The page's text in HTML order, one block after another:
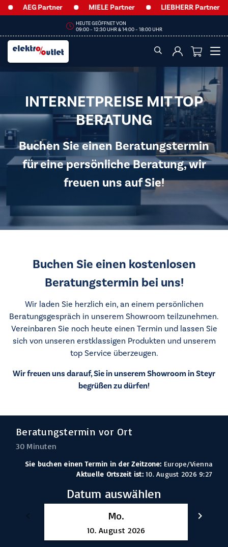
AEG Partner MIELE Partner LIEBHERR Partner
HEUTE GEÖFFNET VON
09:00 – 12:30 UHR & 14:00 – 18:00 UHR
INTERNETPREISE MIT TOP
BERATUNG
Buchen Sie einen Beratungstermin
für eine persönliche Beratung, wir
freuen uns auf Sie!
Buchen Sie einen kostenlosen
Beratungstermin bei uns!
Wir laden Sie herzlich ein, an einem persönlichen
Beratungsgespräch in unserem Showroom teilzunehmen.
Vereinbaren Sie noch heute einen Termin und lassen Sie
sich von unseren erstklassigen Produkten und unserem
top Service überzeugen.
Wir freuen uns darauf, Sie in unseremShowroomin Steyr
begrüßen zu dürfen!